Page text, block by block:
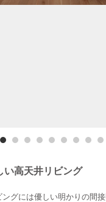
い高天井リビング
グには優しい明かりの間